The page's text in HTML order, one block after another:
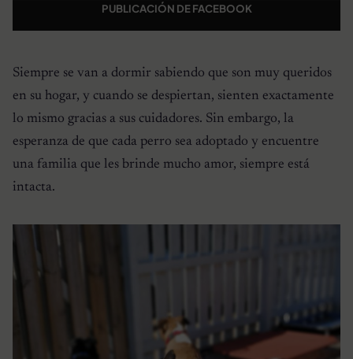
PUBLICACIÓN DE FACEBOOK
Siempre se van a dormir sabiendo que son muy queridos
en su hogar, y cuando se despiertan, sienten exactamente
lo mismo gracias a sus cuidadores. Sin embargo, la
esperanza de que cada perro sea adoptado y encuentre
una familia que les brinde mucho amor, siempre está
intacta.